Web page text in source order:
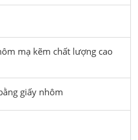
mạ kẽm chất lượng cao
giấy nhôm